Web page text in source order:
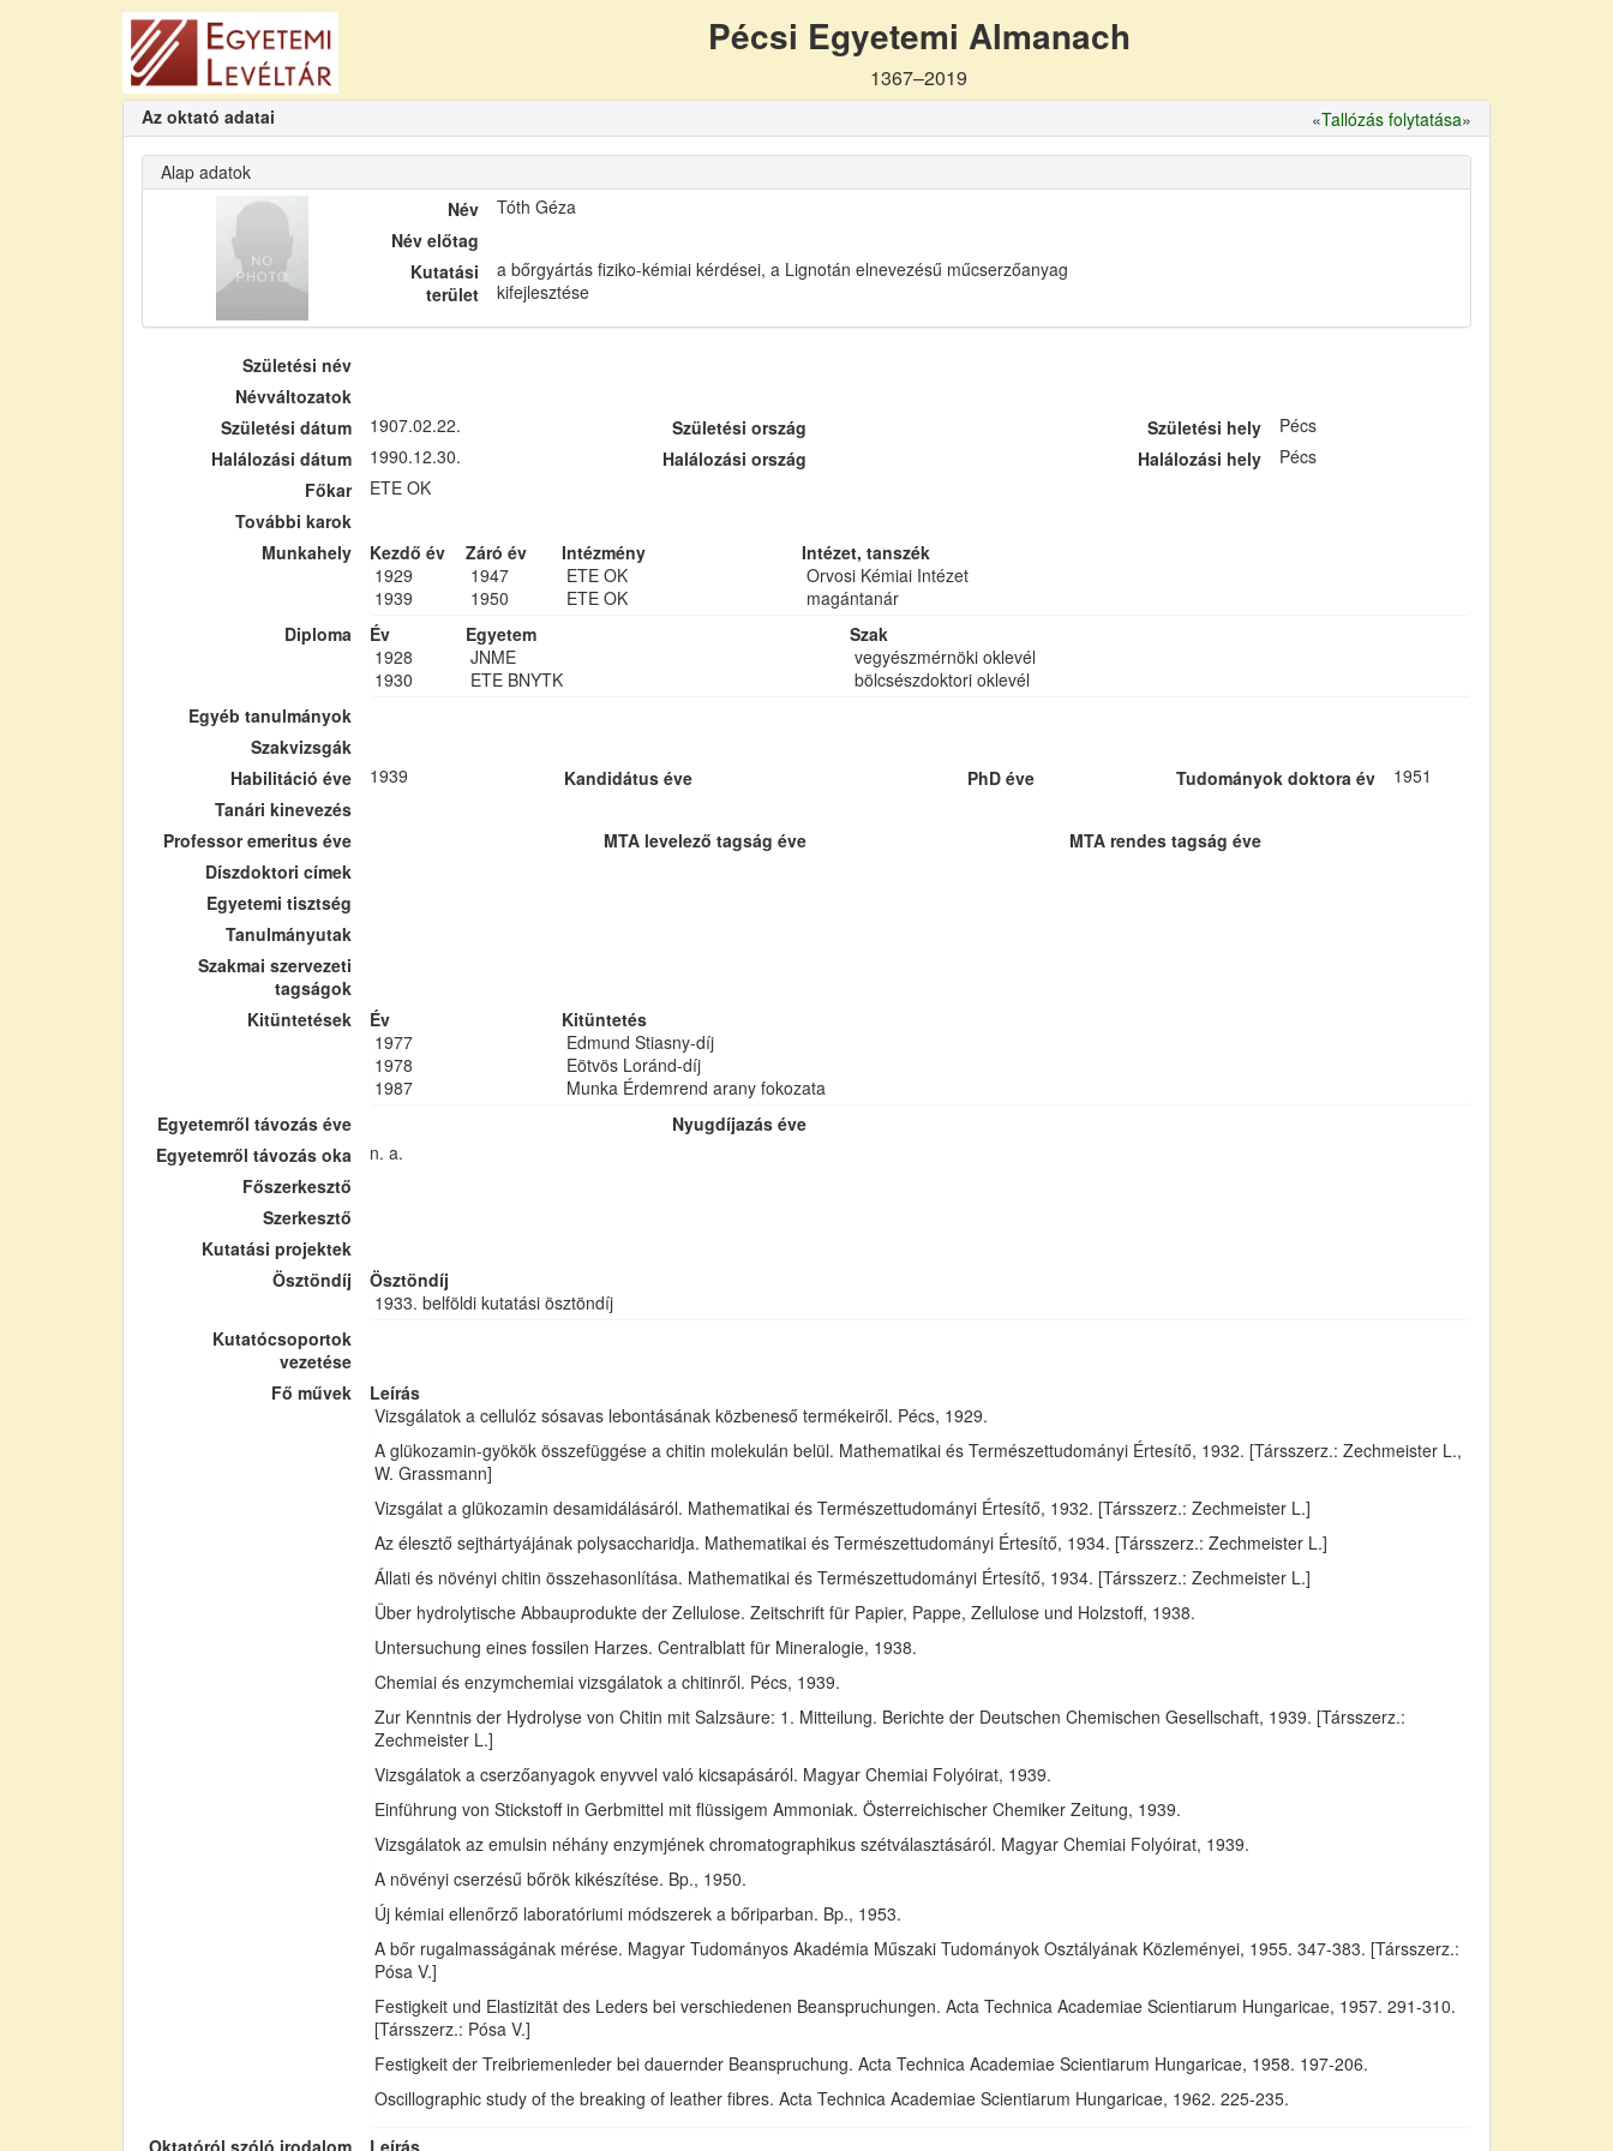
Pécsi Egyetemi Almanach
1367–2019
Az oktató adatai «Tallózás folytatása»
Alap adatok
Név
Tóth Géza
Név előtag
Kutatási
terület
a bőrgyártás fiziko-kémiai kérdései, a Lignotán elnevezésű műcserzőanyag
kifejlesztése
Születési név
Névváltozatok
Születési dátum
1907.02.22. Születési ország Születési hely
Pécs
Halálozási dátum
1990.12.30. Halálozási ország Halálozási hely
Pécs
Főkar
ETE OK
További karok
Munkahely
Kezdő év Záró év Intézmény
Intézet, tanszék
1929
1947 ETE OK
Orvosi Kémiai Intézet
1939
1950 ETE OK
magántanár
Diploma
Év Egyetem
Szak
1928
JNME
vegyészmérnöki oklevél
1930
ETE BNYTK
bölcsészdoktori oklevél
Egyéb tanulmányok
Szakvizsgák
Habilitáció éve
1939 Kandidátus éve PhD éve Tudományok doktora év
1951
Tanári kinevezés
Professor emeritus éve
MTA levelező tagság éve
MTA rendes tagság éve
Díszdoktori címek
Egyetemi tisztség
Tanulmányutak
Szakmai szervezeti
tagságok
Kitüntetések
Év
Kitüntetés
1977
Edmund Stiasny-díj
1978
Eötvös Loránd-díj
1987
Munka Érdemrend arany fokozata
Egyetemről távozás éve
Nyugdíjazás éve
Egyetemről távozás oka
n. a.
Főszerkesztő
Szerkesztő
Kutatási projektek
Ösztöndíj
Ösztöndíj
1933. belföldi kutatási ösztöndíj
Kutatócsoportok
vezetése
Fő művek
Leírás
Vizsgálatok a cellulóz sósavas lebontásának közbeneső termékeiről. Pécs, 1929.
A glükozamin-gyökök összefüggése a chitin molekulán belül. Mathematikai és Természettudományi Értesítő, 1932. [Társszerz.: Zechmeister L.,
W. Grassmann]
Vizsgálat a glükozamin desamidálásáról. Mathematikai és Természettudományi Értesítő, 1932. [Társszerz.: Zechmeister L.]
Az élesztő sejthártyájának polysaccharidja. Mathematikai és Természettudományi Értesítő, 1934. [Társszerz.: Zechmeister L.]
Állati és növényi chitin összehasonlítása. Mathematikai és Természettudományi Értesítő, 1934. [Társszerz.: Zechmeister L.]
Über hydrolytische Abbauprodukte der Zellulose. Zeitschrift für Papier, Pappe, Zellulose und Holzstoff, 1938.
Untersuchung eines fossilen Harzes. Centralblatt für Mineralogie, 1938.
Chemiai és enzymchemiai vizsgálatok a chitinről. Pécs, 1939.
Zur Kenntnis der Hydrolyse von Chitin mit Salzsäure: 1. Mitteilung. Berichte der Deutschen Chemischen Gesellschaft, 1939. [Társszerz.:
Zechmeister L.]
Vizsgálatok a cserzőanyagok enyvvel való kicsapásáról. Magyar Chemiai Folyóirat, 1939.
Einführung von Stickstoff in Gerbmittel mit flüssigem Ammoniak. Österreichischer Chemiker Zeitung, 1939.
Vizsgálatok az emulsin néhány enzymjének chromatographikus szétválasztásáról. Magyar Chemiai Folyóirat, 1939.
A növényi cserzésű bőrök kikészítése. Bp., 1950.
Új kémiai ellenőrző laboratóriumi módszerek a bőriparban. Bp., 1953.
A bőr rugalmasságának mérése. Magyar Tudományos Akadémia Műszaki Tudományok Osztályának Közleményei, 1955. 347-383. [Társszerz.:
Pósa V.]
Festigkeit und Elastizität des Leders bei verschiedenen Beanspruchungen. Acta Technica Academiae Scientiarum Hungaricae, 1957. 291-310.
[Társszerz.: Pósa V.]
Festigkeit der Treibriemenleder bei dauernder Beanspruchung. Acta Technica Academiae Scientiarum Hungaricae, 1958. 197-206.
Oscillographic study of the breaking of leather fibres. Acta Technica Academiae Scientiarum Hungaricae, 1962. 225-235.